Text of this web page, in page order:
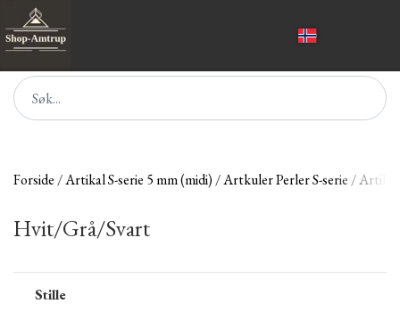
Forside Artikal S-serie 5 mm (midi) Artkuler Perler S-serie
Hvit/Grå/Svart
Stille